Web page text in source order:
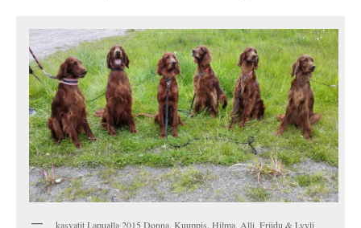
kasvatit Lapualla 2015 Donna, Kuuppis, Hilma, Alli, Friidu & Lyyli